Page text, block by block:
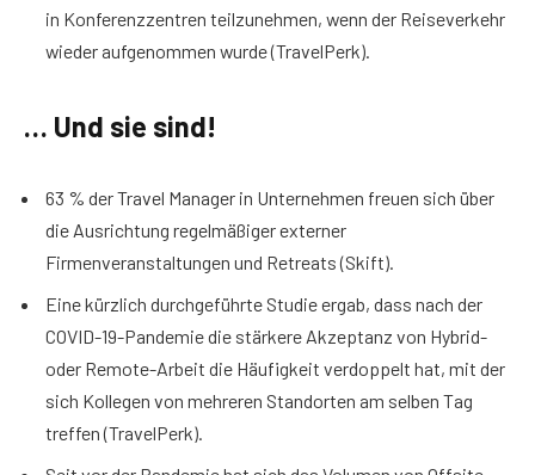
in Konferenzzentren teilzunehmen, wenn der Reiseverkehr
wieder aufgenommen wurde (TravelPerk).
… Und sie sind!
63 % der Travel Manager in Unternehmen freuen sich über
die Ausrichtung regelmäßiger externer
Firmenveranstaltungen und Retreats (Skift).
Eine kürzlich durchgeführte Studie ergab, dass nach der
COVID-19-Pandemie die stärkere Akzeptanz von Hybrid-
oder Remote-Arbeit die Häufigkeit verdoppelt hat, mit der
sich Kollegen von mehreren Standorten am selben Tag
treffen (TravelPerk).